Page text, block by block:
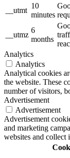
__utmt
10
minutes
__utmz
6
months
Analytics
Analytics
Analytical cookies
the website. These
number of visitors,
Advertisement
Advertisement
Advertisement
and marketing
websites and collect